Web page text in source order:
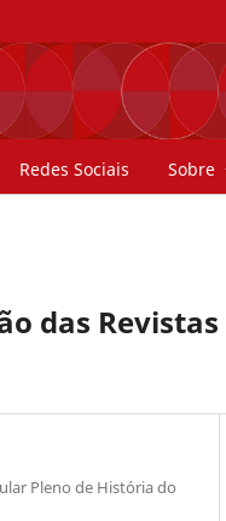
Redes Sociais Sobre
das
Pleno de História do